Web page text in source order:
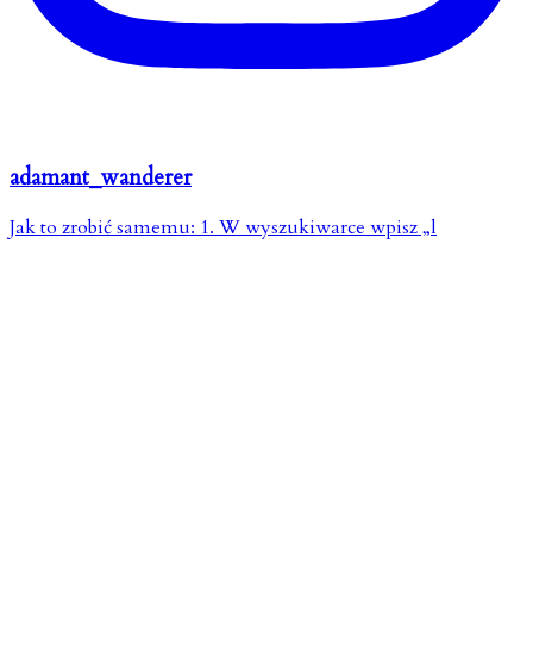
adamant_wanderer
Jak to zrobić samemu: 1. W wyszukiwarce wpisz „l